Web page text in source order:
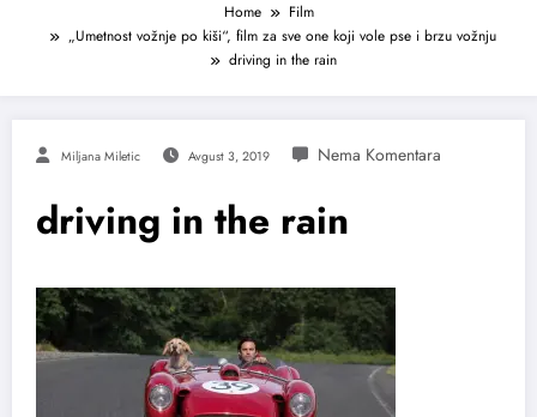
Home
Film
„Umetnost vožnje po kiši“, film za sve one koji vole pse i brzu vožnju
driving in the rain
Miljana Miletic Avgust 3, 2019
driving in the rain